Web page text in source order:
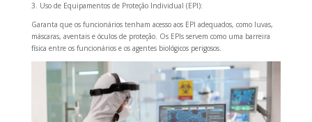
3. Uso de Equipamentos de Proteção Individual (EPI):
Garanta que os funcionários tenham acesso aos EPI adequados, como luvas,
máscaras, aventais e óculos de proteção. Os EPIs servem como uma barreira
física entre os funcionários e os agentes biológicos perigosos.